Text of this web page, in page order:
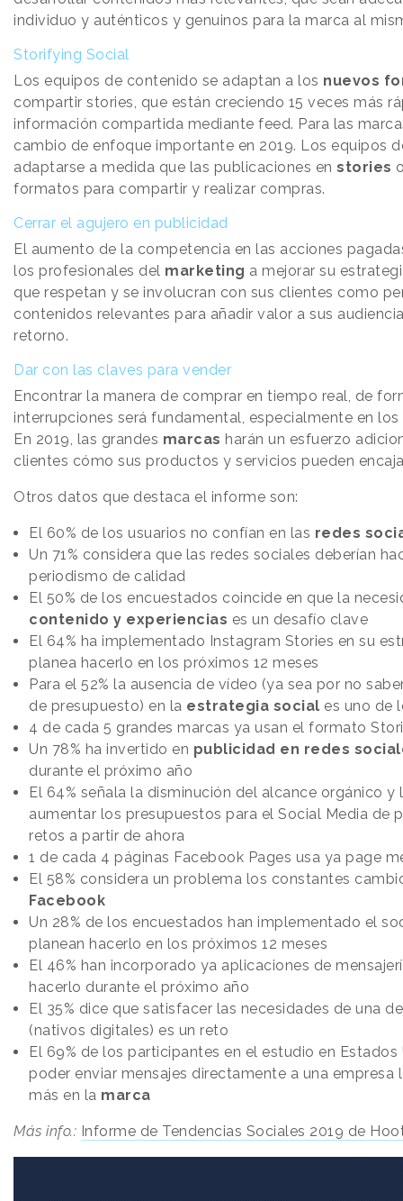
individuo y auténticos y genuinos para la marca al
Storifying Social
Los equipos de contenido se adaptan a los nuevos
compartir stories, que están creciendo 15 veces más
información compartida mediante feed. Para las
cambio de enfoque importante en 2019. Los equipos
adaptarse a medida que las publicaciones en stories
formatos para compartir y realizar compras.
Cerrar el agujero en publicidad
El aumento de la competencia en las acciones
los profesionales del marketing a mejorar su
que respetan y se involucran con sus clientes como
contenidos relevantes para añadir valor a sus
retorno.
Dar con las claves para vender
Encontrar la manera de comprar en tiempo real, de
interrupciones será fundamental, especialmente en
En 2019, las grandes marcas harán un esfuerzo
clientes cómo sus productos y servicios pueden
Otros datos que destaca el informe son:
El 60% de los usuarios no confían en las redes
Un 71% considera que las redes sociales deberían
periodismo de calidad
El 50% de los encuestados coincide en que la
contenido y experiencias es un desafío clave
El 64% ha implementado Instagram Stories en su
planea hacerlo en los próximos 12 meses
Para el 52% la ausencia de vídeo (ya sea por no
de presupuesto) en la estrategia social es uno de
4 de cada 5 grandes marcas ya usan el formato
Un 78% ha invertido en publicidad en redes
durante el próximo año
El 64% señala la disminución del alcance orgánico y
aumentar los presupuestos para el Social Media de
retos a partir de ahora
1 de cada 4 páginas Facebook Pages usa ya page
El 58% considera un problema los constantes
Facebook
Un 28% de los encuestados han implementado el
planean hacerlo en los próximos 12 meses
El 46% han incorporado ya aplicaciones de
hacerlo durante el próximo año
El 35% dice que satisfacer las necesidades de una
(nativos digitales) es un reto
El 69% de los participantes en el estudio en
poder enviar mensajes directamente a una empresa
más en la marca
Más info.: Informe de Tendencias Sociales 2019 de